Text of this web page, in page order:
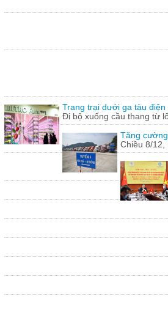
Trang trại dưới ga tàu
Đi bộ xuống cầu thang từ
Tăng
Chiều 8/